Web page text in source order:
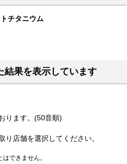
チタニウム
結果を表示しています
ります。(50音順)
り店舗を選択してください。
できません。